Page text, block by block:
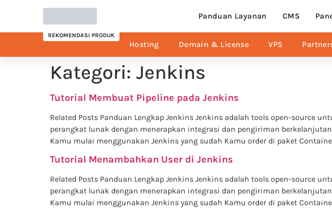
Panduan Layanan CMS
REKOMENDASI PRODUK
Hosting Domain & License VPS
Kategori: Jenkins
Tutorial Membuat Pipeline pada Jenkins
Related Posts Panduan Lengkap Jenkins Jenkins adalah tools open-source
perangkat lunak dengan menerapkan integrasi dan pengiriman
Kamu mulai menggunakan Jenkins yang sudah Kamu order di paket
Tutorial Menambahkan User di Jenkins
Related Posts Panduan Lengkap Jenkins Jenkins adalah tools open-source
perangkat lunak dengan menerapkan integrasi dan pengiriman
Kamu mulai menggunakan Jenkins yang sudah Kamu order di paket